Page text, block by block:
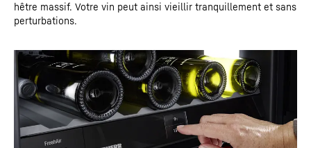
hêtre massif. Votre vin peut ainsi vieillir tranquillement et sans
perturbations.